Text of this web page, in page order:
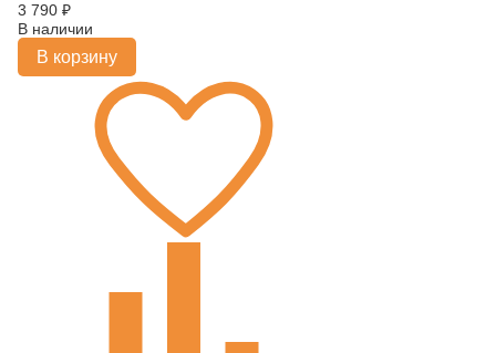
3 790 ₽
В наличии
В корзину